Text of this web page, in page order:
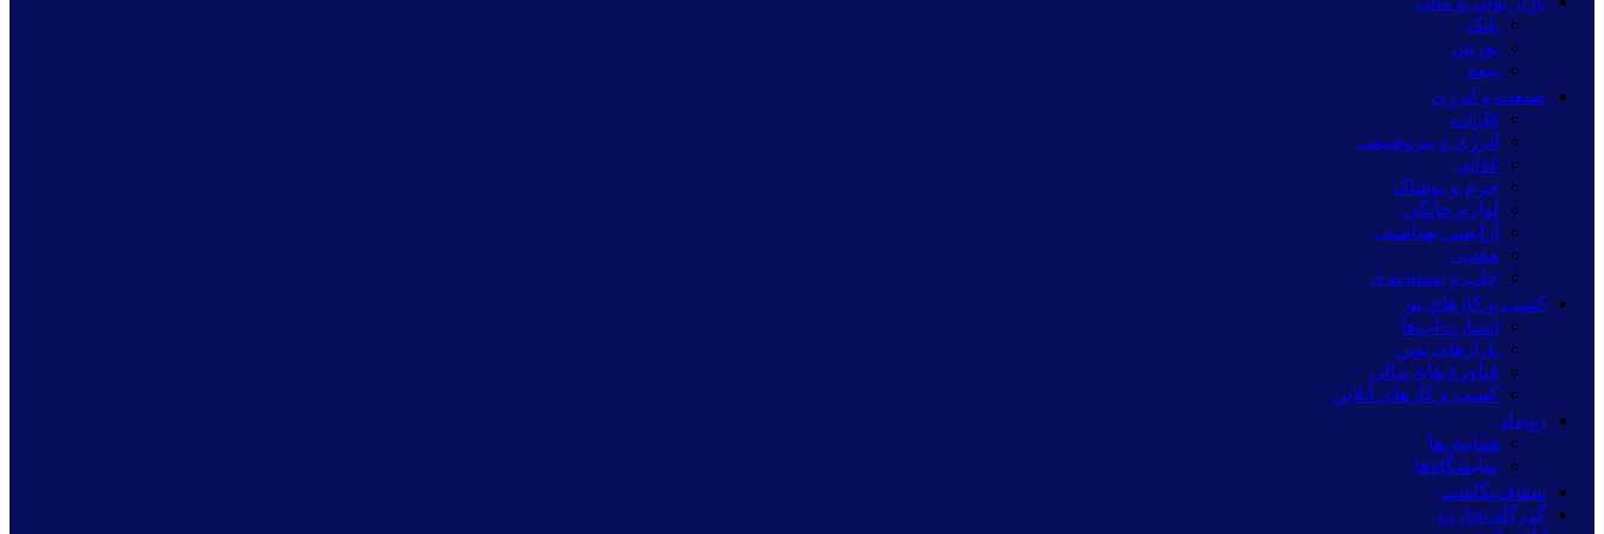
بانک
بورس
بیمه
صنعت و انرژی
فلزات
انرژی و پتروشیمی
غذایی
چرم و پوشاک
لوازم خانگی
آرایشی بهداشتی
معدنی
چاپ و بسته‌بندی
کسب و کارهای نو
استارت‌آپ‌ها
بازارهای نوین
فناوری‌های مالی
کسب و کارهای آنلاین
رویداد
همایش‌ها
نمایشگاه‌ها
شفاف‌نگاشت
گذرگاه تجارت